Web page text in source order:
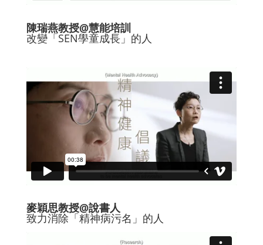
陳瑞燕教授@慧能培訓
改變「SEN學童成長」的人
麥穎思教授@說書人
致力消除「精神病污名」的人